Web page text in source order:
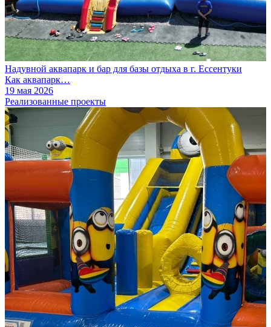
Надувной аквапарк и бар для базы отдыха в г. Ессентуки
Как аквапарк…
19 мая 2026
Реализованные проекты